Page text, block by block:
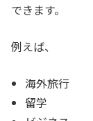
できます。
例えば、
海外旅行
留学